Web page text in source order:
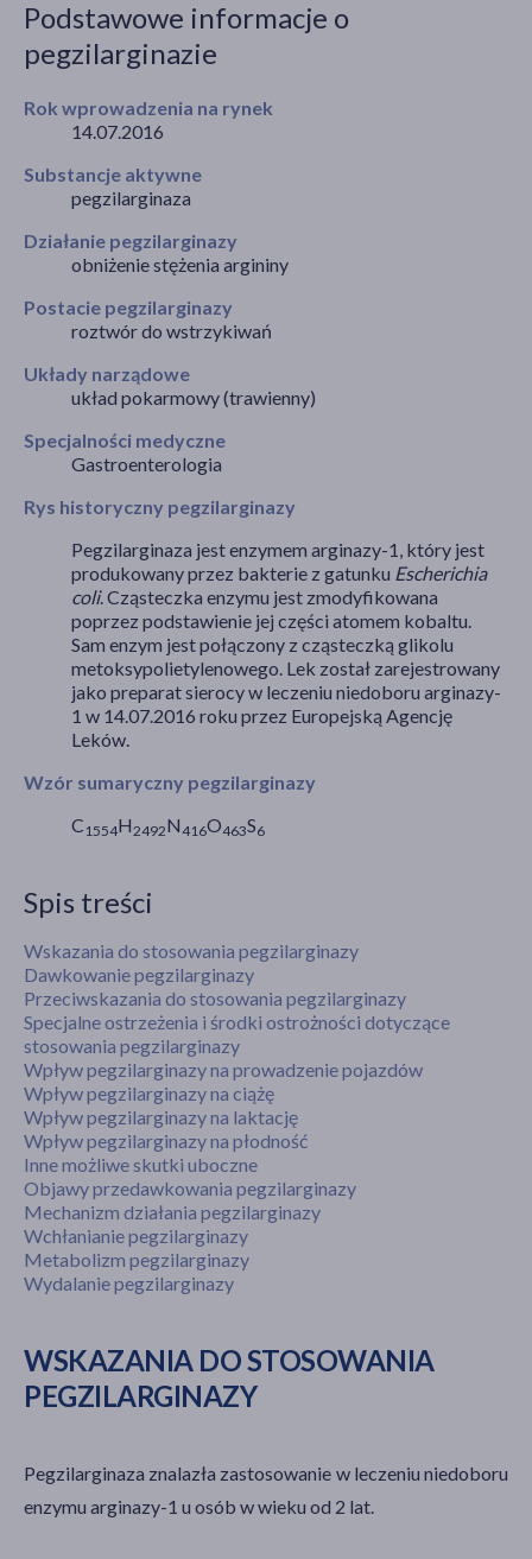
Hit
Podstawowe informacje o
pegzilarginazie
Rok wprowadzenia na rynek
14.07.2016
Substancje aktywne
pegzilarginaza
Działanie pegzilarginazy
obniżenie stężenia argininy
Postacie pegzilarginazy
roztwór do wstrzykiwań
Układy narządowe
układ pokarmowy (trawienny)
Specjalności medyczne
Gastroenterologia
Rys historyczny pegzilarginazy
Pegzilarginaza jest enzymem arginazy-1, który jest
produkowany przez bakterie z gatunku Escherichia
coli.Cząsteczka enzymu jest zmodyfikowana
poprzez podstawienie jej części atomem kobaltu.
Sam enzym jest połączony z cząsteczką glikolu
metoksypolietylenowego. Lek został zarejestrowany
jako preparat sierocy w leczeniu niedoboru arginazy-
1 w 14.07.2016 roku przez Europejską Agencję
Leków.
Wzór sumaryczny pegzilarginazy
C 1554H2492N416O463S6
Spis treści
Wskazania do stosowania pegzilarginazy
Dawkowanie pegzilarginazy
Przeciwskazania do stosowania pegzilarginazy
Specjalne ostrzeżenia i środki ostrożności dotyczące
stosowania pegzilarginazy
Wpływ pegzilarginazy na prowadzenie pojazdów
Wpływ pegzilarginazy na ciążę
Wpływ pegzilarginazy na laktację
Wpływ pegzilarginazy na płodność
Inne możliwe skutki uboczne
Objawy przedawkowania pegzilarginazy
Mechanizm działania pegzilarginazy
Wchłanianie pegzilarginazy
Metabolizm pegzilarginazy
Wydalanie pegzilarginazy
WSKAZANIA DO STOSOWANIA
PEGZILARGINAZY
Pegzilarginaza znalazła zastosowanie w leczeniu niedoboru
enzymu arginazy-1 u osób w wieku od 2 lat.